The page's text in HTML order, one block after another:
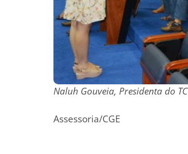
Naluh Gouveia, Presidenta do
Assessoria/CGE